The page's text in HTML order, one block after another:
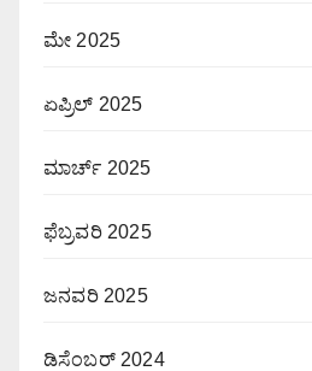
ಮೇ 2025
ಏಪ್ರಿಲ್ 2025
ಮಾರ್ಚ್ 2025
ಫೆಬ್ರವರಿ 2025
ಜನವರಿ 2025
ಡಿಸೆಂಬರ್ 2024